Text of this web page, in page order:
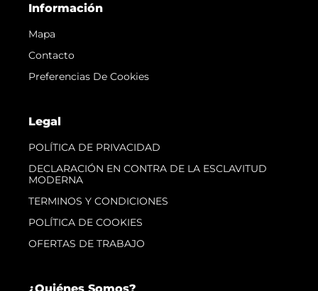
Información
Mapa
Contacto
Preferencias De Cookies
Legal
POLÍTICA DE PRIVACIDAD
DECLARACIÓN EN CONTRA DE LA ESCLAVITUD
MODERNA
TERMINOS Y CONDICIONES
POLÍTICA DE COOKIES
OFERTAS DE TRABAJO